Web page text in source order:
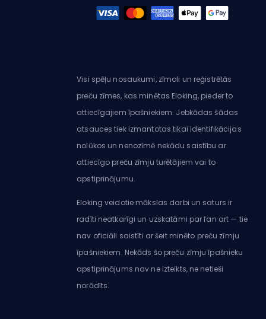
Visi spēļu nosaukumi, zīmoli un reģistrētās
preču zīmes, kas minētas Eloking, pieder to
attiecīgajiem īpašniekiem. Jebkādas šādas
atsauces tiek izmantotas tikai identifikācijas
nolūkos un nenozīmē nekādu saistību ar
attiecīgo preču zīmju turētājiem vai to
apstiprinājumu.
Eloking veidotie mākslas darbi un saturs ir
radīti neatkarīgi un uzskatāmi par fan art — tie
nav oficiāli saistīti ar šeit minēto preču zīmju
īpašniekiem. Nekāds šo preču zīmju īpašnieku
apstiprinājums nav ne izteikts, ne netieši
norādīts.